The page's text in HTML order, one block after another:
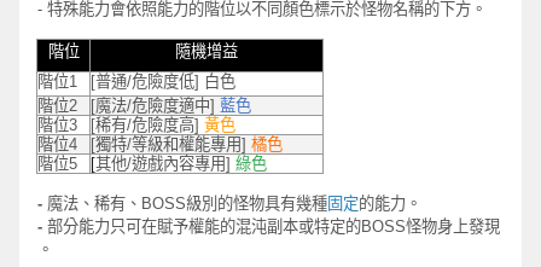
- 特殊能力會依照能力的階位以不同 顏色標示於怪物名稱的下方。
階位
隨機增益
階位1 [普通/危險度低] 白色
階位2 [魔法/危險度適中] 藍色
階位3 [稀有/危險度高] 黃色
階位4 [獨特/等級和權能專用] 橘色
階位5 [其他/遊戲內容專用] 綠色
- 魔法、稀有、 BOSS級別的怪物具有幾種 固定的能力。
- 部分能力只 可 在賦予權能的混沌副本或特定的BOSS怪物身上發現
。